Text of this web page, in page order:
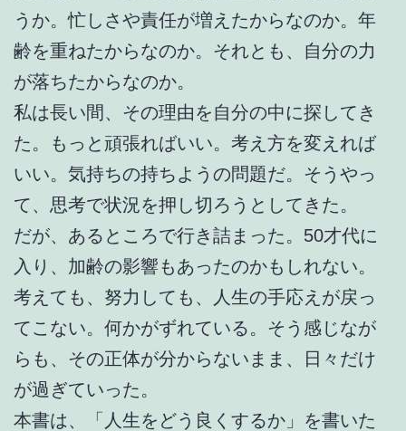
うか。忙しさや責任が増えたからなのか。年
齢を重ねたからなのか。それとも、自分の力
が落ちたからなのか。
私は長い間、その理由を自分の中に探してき
た。もっと頑張ればいい。考え方を変えれば
いい。気持ちの持ちようの問題だ。そうやっ
て、思考で状況を押し切ろうとしてきた。
だが、あるところで行き詰まった。50才代に
入り、加齢の影響もあったのかもしれない。
考えても、努力しても、人生の手応えが戻っ
てこない。何かがずれている。そう感じなが
らも、その正体が分からないまま、日々だけ
が過ぎていった。
本書は、「人生をどう良くするか」を書いた